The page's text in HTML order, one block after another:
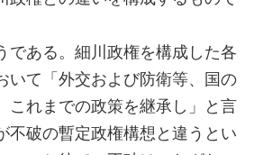
ある。細川政権を構成した各
いて「外交および防衛等、国の
これまでの政策を継承し」と言
不破の暫定政権構想と違うとい